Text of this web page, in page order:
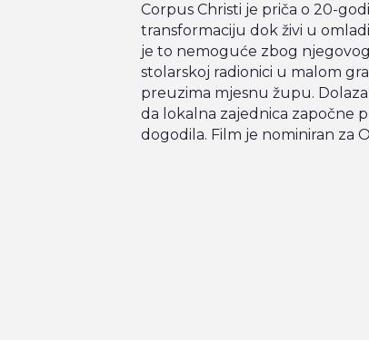
Corpus Christi je priča o 20-
transformaciju dok živi u
je to nemoguće zbog
stolarskoj radionici u malom
preuzima mjesnu župu.
da lokalna zajednica započne
dogodila. Film je nominiran za